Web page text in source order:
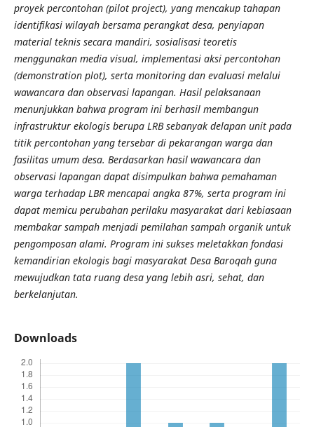
proyek percontohan (pilot project), yang mencakup tahapan
identifikasi wilayah bersama perangkat desa, penyiapan
material teknis secara mandiri, sosialisasi teoretis
menggunakan media visual, implementasi aksi percontohan
(demonstration plot), serta monitoring dan evaluasi melalui
wawancara dan observasi lapangan. Hasil pelaksanaan
menunjukkan bahwa program ini berhasil membangun
infrastruktur ekologis berupa LRB sebanyak delapan unit pada
titik percontohan yang tersebar di pekarangan warga dan
fasilitas umum desa. Berdasarkan hasil wawancara dan
observasi lapangan dapat disimpulkan bahwa pemahaman
warga terhadap LBR mencapai angka 87%, serta program ini
dapat memicu perubahan perilaku masyarakat dari kebiasaan
membakar sampah menjadi pemilahan sampah organik untuk
pengomposan alami. Program ini sukses meletakkan fondasi
kemandirian ekologis bagi masyarakat Desa Baroqah guna
mewujudkan tata ruang desa yang lebih asri, sehat, dan
berkelanjutan.
Downloads